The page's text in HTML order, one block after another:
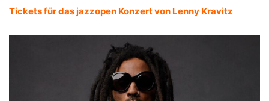
Tickets für das jazzopen Konzert von Lenny Kravitz